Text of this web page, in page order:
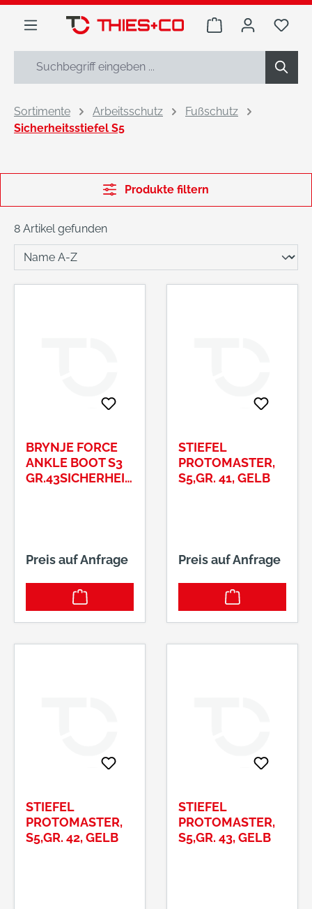
springen
Warenkorb Du
Sortimente Arbeitsschutz
Fußschutz
Sicherheitsstiefel S5
Produkte filtern
8 Artikel gefunden
BRYNJE FORCE
ANKLE BOOT S3
GR.43SICHERHEIT
Preis auf Anfrage
STIEFEL
PROTOMASTER,
S5,GR. 41, GELB
Preis auf Anfrage
STIEFEL
PROTOMASTER,
S5,GR. 42, GELB
STIEFEL
PROTOMASTER,
S5,GR. 43, GELB